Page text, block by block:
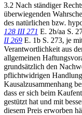
3.2 Nach ständiger
überwiegenden
des natürlichen bzw.
128 III 271 E. 2b/aa S.
II 269 E. 1b S. 273, je
Verantwortlichkeit aus
allgemeinen
grundsätzlich den
pflichtwidrigen Handlung
Kausalzusammenhang
dass er sich beim
gestützt hat und mit
diesem Preis erworben